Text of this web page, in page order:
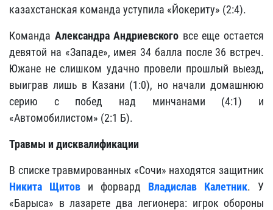
казахстанская команда уступила «Йокериту» (2:4).
Команда Александра Андриевского все еще остается
девятой на «Западе», имея 34 балла после 36 встреч.
Южане не слишком удачно провели прошлый выезд,
выиграв лишь в Казани (1:0), но начали домашнюю
серию с побед над минчанами (4:1) и
«Автомобилистом» (2:1 Б).
Травмы и дисквалификации
В списке травмированных «Сочи» находятся защитник
Никита Щитов и форвард Владислав Калетник. У
«Барыса» в лазарете два легионера: игрок обороны